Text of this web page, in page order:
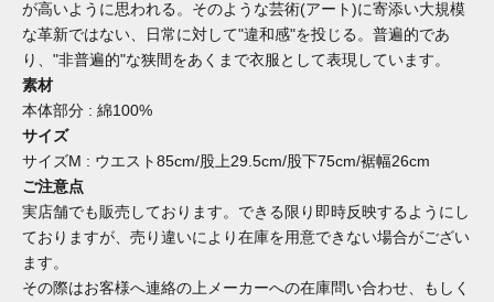
が高いように思われる。そのような芸術(アート)に寄添い大規模
な革新ではない、日常に対して"違和感"を投じる。普遍的であ
り、"非普遍的"な狭間をあくまで衣服として表現しています。
素材
本体部分 : 綿100%
サイズ
サイズM : ウエスト85cm/股上29.5cm/股下75cm/裾幅26cm
ご注意点
実店舗でも販売しております。できる限り即時反映するようにし
ておりますが、売り違いにより在庫を用意できない場合がござい
ます。
その際はお客様へ連絡の上メーカーへの在庫問い合わせ、もしく